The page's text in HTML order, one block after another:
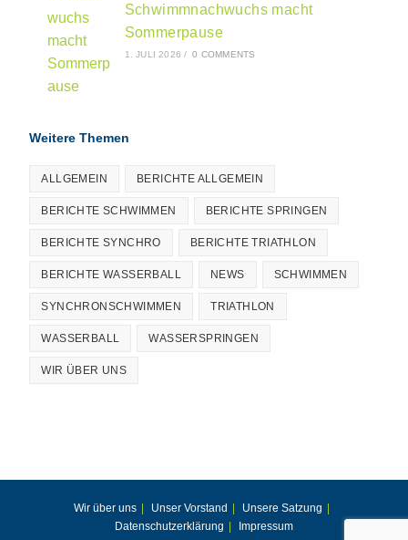
Schwimmnachwuchs macht
Sommerpause
1. JULI 2026 / 0 COMMENTS
Weitere Themen
ALLGEMEIN BERICHTE ALLGEMEIN
BERICHTE SCHWIMMEN BERICHTE SPRINGEN
BERICHTE SYNCHRO BERICHTE TRIATHLON
BERICHTE WASSERBALL NEWS SCHWIMMEN
SYNCHRONSCHWIMMEN TRIATHLON
WASSERBALL WASSERSPRINGEN
WIR ÜBER UNS
Wir über uns Unser Vorstand
Unsere Satzung
Datenschutzerklärung
Impressum